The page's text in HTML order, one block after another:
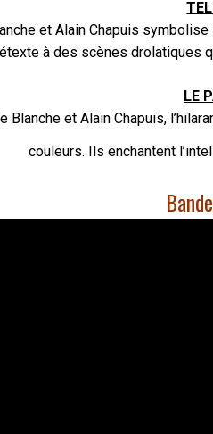
et Alain Chapuis
à des scènes drolatiques
LE
Blanche et Alain Chapuis,
couleurs. Ils enchantent